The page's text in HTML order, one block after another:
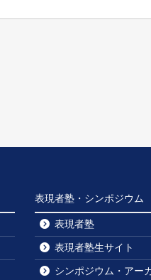
表現者塾・シンポジウム
表現者塾
表現者塾生サイト
シンポジウム・アー